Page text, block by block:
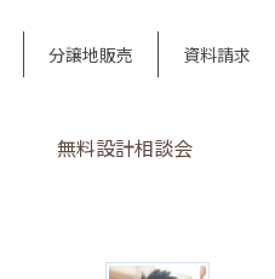
分譲地販売 資料請求
無料設計相談会